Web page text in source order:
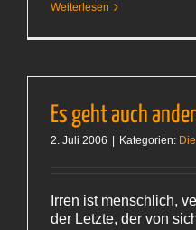
Weiterlesen
Es geht auch
2. Juli 2006 Kategorien:
Irren ist menschlich,
der Letzte, der von